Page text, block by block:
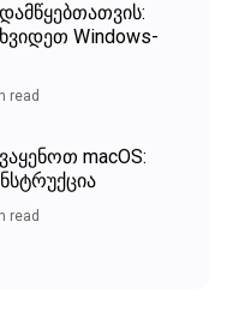
Windows-
read
macOS:
read